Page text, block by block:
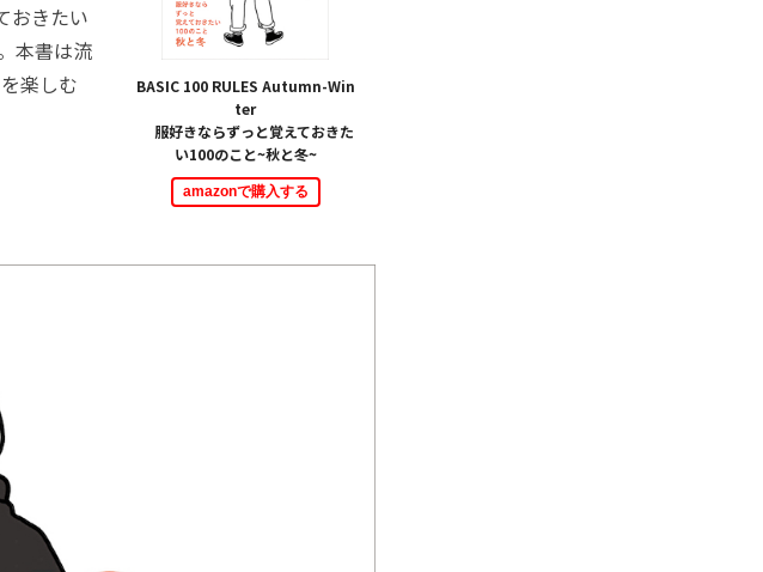
BASIC 100 RULES Autumn-Win
ter
服好きならずっと覚えておきた
い100のこと~秋と冬~
amazonで購入する
おきたい
本書は流
楽しむ